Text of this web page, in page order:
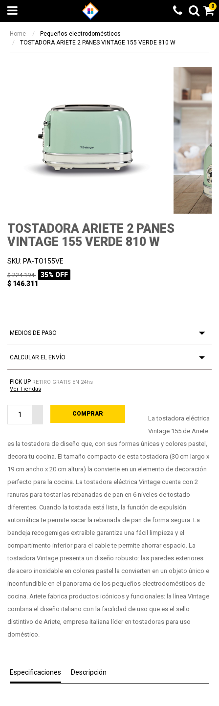
0
Home
Pequeños electrodomésticos
TOSTADORA ARIETE 2 PANES VINTAGE 155 VERDE 810 W
TOSTADORA ARIETE 2 PANES
VINTAGE 155 VERDE 810 W
SKU: PA-TO155VE
$ 224.194
35% OFF
$ 146.311
MEDIOS DE PAGO
CALCULAR EL ENVÍO
PICK UP RETIRO GRATIS EN 24hs
Ver Tiendas
Otras formas de pago
Todas las opciones de pago a través de
Mercado Pago
Otras formas de pago
Todas las opciones de pago a través de
reintegro sin tope. 9 y 12 cuotas sin
interés en productos seleccionados
Beneficio valido entre el 08/05/2023 y el
Beneficio ICBC
9 cuotas sin interés en producto
Beneficio valido entre el 08/05/2023 y el
¡LISTO!
COMPRAR
PROCESANDO
La tostadora eléctrica
Vintage 155 de Ariete
es la tostadora de diseño que, con sus formas únicas y colores pastel,
decora tu cocina. El tamaño compacto de esta tostadora (30 cm largo x
19 cm ancho x 20 cm altura) la convierte en un elemento de decoración
perfecto para la cocina. La tostadora eléctrica Vintage cuenta con 2
ranuras para tostar las rebanadas de pan en 6 niveles de tostado
diferentes. Cuando la tostada está lista, la función de expulsión
automática te permite sacar la rebanada de pan de forma segura. La
bandeja recogemigas extraíble garantiza una fácil limpieza y el
compartimento inferior para el cable te permite ahorrar espacio. La
tostadora Vintage presenta un diseño robusto: las paredes exteriores
de acero inoxidable en colores pastel la convierten en un objeto único e
inconfundible en el panorama de los pequeños electrodomésticos de
cocina. Ariete fabrica productos icónicos y funcionales: la línea Vintage
combina el diseño italiano con la facilidad de uso que es el sello
distintivo de Ariete, empresa italiana líder en tostadoras para uso
doméstico.
Especificaciones Descripción